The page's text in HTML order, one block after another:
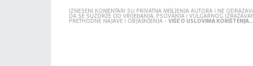
IZNESENI KOMENTARI SU PRIVATNA MIŠLJENJA AUTORA I NE
DA SE SUZDRŽE OD VRIJEĐANJA, PSOVANJA I VULGARNOG
PRETHODNE NAJAVE I OBJAŠNJENJA -VIŠE O USLOVIMA KORIŠTENJA...